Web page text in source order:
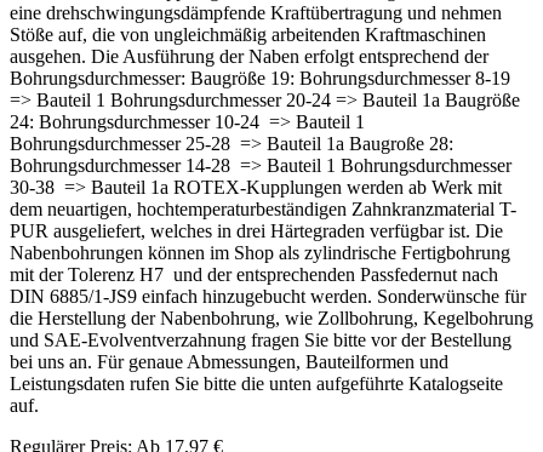
eine drehschwingungsdämpfende Kraftübertragung und nehmen
Stöße auf, die von ungleichmäßig arbeitenden Kraftmaschinen
ausgehen. Die Ausführung der Naben erfolgt entsprechend der
Bohrungsdurchmesser: Baugröße 19: Bohrungsdurchmesser 8-19
=> Bauteil 1 Bohrungsdurchmesser 20-24 => Bauteil 1a Baugröße
24: Bohrungsdurchmesser 10-24 => Bauteil 1
Bohrungsdurchmesser 25-28 => Bauteil 1a Baugroße 28:
Bohrungsdurchmesser 14-28 => Bauteil 1 Bohrungsdurchmesser
30-38 => Bauteil 1a ROTEX-Kupplungen werden ab Werk mit
dem neuartigen, hochtemperaturbeständigen Zahnkranzmaterial T-
PUR ausgeliefert, welches in drei Härtegraden verfügbar ist. Die
Nabenbohrungen können im Shop als zylindrische Fertigbohrung
mit der Tolerenz H7 und der entsprechenden Passfedernut nach
DIN 6885/1-JS9 einfach hinzugebucht werden. Sonderwünsche für
die Herstellung der Nabenbohrung, wie Zollbohrung, Kegelbohrung
und SAE-Evolventverzahnung fragen Sie bitte vor der Bestellung
bei uns an. Für genaue Abmessungen, Bauteilformen und
Leistungsdaten rufen Sie bitte die unten aufgeführte Katalogseite
auf.
Regulärer Preis: Ab 17,97 €